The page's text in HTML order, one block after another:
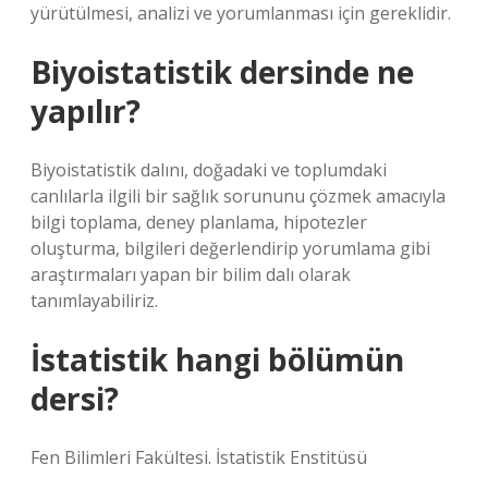
yürütülmesi, analizi ve yorumlanması için gereklidir.
Biyoistatistik dersinde ne
yapılır?
Biyoistatistik dalını, doğadaki ve toplumdaki
canlılarla ilgili bir sağlık sorununu çözmek amacıyla
bilgi toplama, deney planlama, hipotezler
oluşturma, bilgileri değerlendirip yorumlama gibi
araştırmaları yapan bir bilim dalı olarak
tanımlayabiliriz.
İstatistik hangi bölümün
dersi?
Fen Bilimleri Fakültesi. İstatistik Enstitüsü